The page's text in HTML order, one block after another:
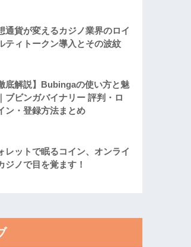
通貨が変えるカジノ業界のロイ
ティトークン導入とその波紋
底解説】Bubingaの使い方と魅
ブビンガバイナリー 評判・ロ
ン・登録方法まとめ
レットで眠るコイン、オンライ
ジノで目を覚ます！